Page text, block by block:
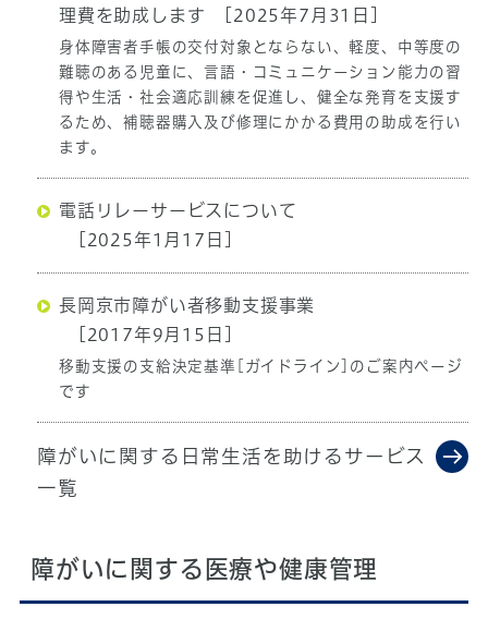
理費を助成します
[2025年7月31日]
身体障害者手帳の交付対象とならない、軽度、中等度の
難聴のある児童に、言語・コミュニケーション能力の習
得や生活・社会適応訓練を促進し、健全な発育を支援す
るため、補聴器購入及び修理にかかる費用の助成を行い
ます。
電話リレーサービスについて
[2025年1月17日]
長岡京市障がい者移動支援事業
[2017年9月15日]
移動支援の支給決定基準[ガイドライン]のご案内ページ
です
障がいに関する日常生活を助けるサービス
一覧
障がいに関する医療や健康管理